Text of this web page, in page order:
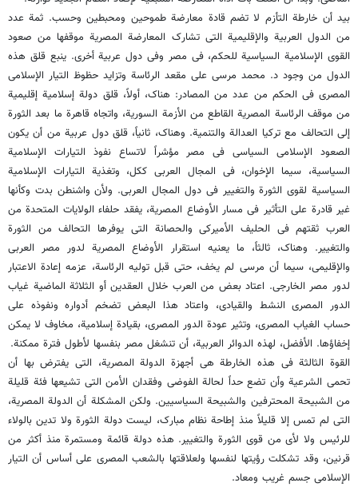
بید أن خارطة التأزم لا تضم قادة معارضة طموحین ومحبطین وحسب. ثمة عدد
من الدول العربیة والإقلیمیة التی تشارک المعارضة المصریة موقفها من صعود
القوى الإسلامیة السیاسیة للحکم، فی مصر وفی دول عربیة أخرى. ینبع قلق هذه
الدول من وجود د. محمد مرسی على مقعد الرئاسة وتزاید حظوظ التیار الإسلامی
المصری فی الحکم من عدد من المصادر: هناک، أولاً، قلق دولة إسلامیة إقلیمیة
من موقف الرئاسة المصریة القاطع من الأزمة السوریة، واتجاه قاهرة ما بعد الثورة
إلى التحالف مع ترکیا العدالة والتنمیة. وهناک، ثانیاً، قلق دول عربیة من أن یکون
الصعود الإسلامی السیاسی فی مصر مؤشراً لاتساع نفوذ التیارات الإسلامیة
السیاسیة، سیما الإخوان، فی المجال العربی ککل، وتغذیة التیارات الإسلامیة
السیاسیة لقوى الثورة والتغییر فی دول المجال العربی. ولأن واشنطن بدت وکأنها
غیر قادرة على التأثیر فی مسار الأوضاع المصریة، یفقد حلفاء الولایات المتحدة من
العرب ثقتهم فی الحلیف الأمیرکی والحصانة التی یوفرها التحالف من الثورة
والتغییر. وهناک، ثالثاً، ما یعنیه استقرار الأوضاع المصریة لدور مصر العربی
والإقلیمی، سیما أن مرسی لم یخف، حتى قبل تولیه الرئاسة، عزمه إعادة الاعتبار
لدور مصر الخارجی. اعتاد بعض من العرب خلال العقدین أو الثلاثة الماضیة غیاب
الدور المصری النشط والقیادی، واعتاد هذا البعض تضخم أدواره ونفوذه على
حساب الغیاب المصری، وتثیر عودة الدور المصری، بقیادة إسلامیة، مخاوف لا یمکن
إخفاؤها. الأفضل، لهذه الدوائر العربیة، أن تنشغل مصر بنفسها لأطول فترة ممکنة.
القوة الثالثة فی هذه الخارطة هی أجهزة الدولة المصریة، التی یفترض بها أن
تحمی الشرعیة وأن تضع حداً لحالة الفوضى وفقدان الأمن التی تشیعها فئة قلیلة
من الشبیحة المحترفین والشبیحة السیاسیین. ولکن المشکلة أن الدولة المصریة،
التی لم تمس إلا قلیلاً منذ إطاحة نظام مبارک، لیست دولة الثورة ولا تدین بالولاء
للرئیس ولا لأی من قوى الثورة والتغییر. هذه دولة قائمة ومستمرة منذ أکثر من
قرنین، وقد تشکلت رؤیتها لنفسها ولعلاقتها بالشعب المصری على أساس أن التیار
الإسلامی جسم غریب ومعاد.